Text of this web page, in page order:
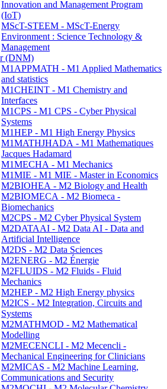
Innovation and Management Program
(IoT)
MScT-STEEM - MScT-Energy
Environment : Science Technology &
Management
(DNM)
M1APPMATH - M1 Applied Mathematics
and statistics
M1CHEINT - M1 Chemistry and
Interfaces
M1CPS - M1 CPS - Cyber Physical
Systems
M1HEP - M1 High Energy Physics
M1MATHJHADA - M1 Mathematiques
Jacques Hadamard
M1MECHA - M1 Mechanics
M1MIE - M1 MIE - Master in Economics
M2BIOHEA - M2 Biology and Health
M2BIOMECA - M2 Biomeca -
Biomechanics
M2CPS - M2 Cyber Physical System
M2DATAAI - M2 Data AI - Data and
Artificial Intelligence
M2DS - M2 Data Sciences
M2ENERG - M2 Énergie
M2FLUIDS - M2 Fluids - Fluid
Mechanics
M2HEP - M2 High Energy physics
M2ICS - M2 Integration, Circuits and
Systems
M2MATHMOD - M2 Mathematical
Modelling
M2MECENCLI - M2 Mecencli -
Mechanical Engineering for Clinicians
M2MICAS - M2 Machine Learning,
Communications and Security